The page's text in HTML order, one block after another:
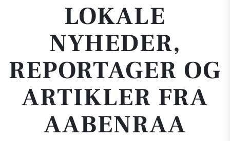
LOKALE
NYHEDER,
REPORTAGER OG
ARTIKLER FRA
AABENRAA